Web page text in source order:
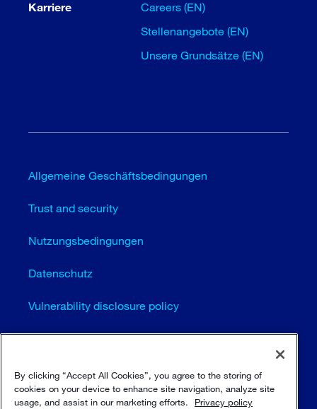
Karriere
Careers (EN)
Stellenangebote (EN)
Unsere Grundsätze (EN)
Allgemeine Geschäftsbedingungen
Trust and security
Nutzungsbedingungen
Datenschutz
Vulnerability disclosure policy
Cookie-Einstellungen (EN)
Seitenübersicht
By clicking “Accept All Cookies”, you agree to the storing of
cookies on your device to enhance site navigation, analyze site
usage, and assist in our marketing efforts.
Privacy policy